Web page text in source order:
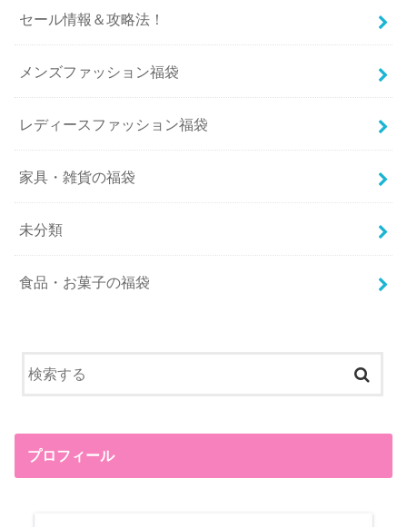
セール情報＆攻略法！
メンズファッション福袋
レディースファッション福袋
家具・雑貨の福袋
未分類
食品・お菓子の福袋
プロフィール